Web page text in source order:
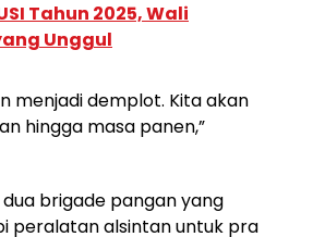
Tahun 2025, Wali
Unggul
menjadi demplot. Kita akan
hingga masa panen,”
brigade pangan yang
peralatan alsintan untuk pra